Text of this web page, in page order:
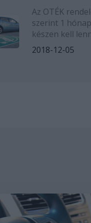
Az OTÉK
szerint 1
készen kell
2018-12-05